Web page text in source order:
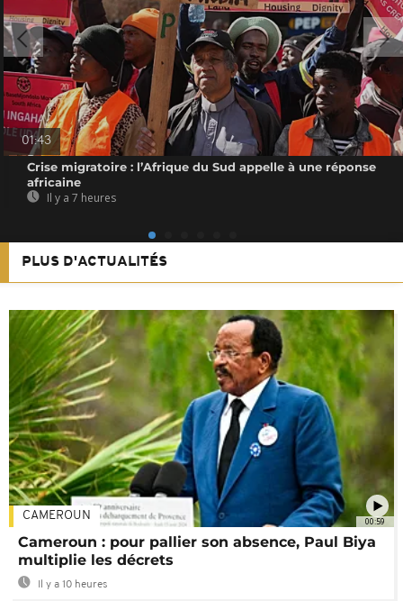
01:43
Crise migratoire : l’Afrique du Sud appelle à une réponse
africaine
Il y a 7 heures
PLUS D'ACTUALITÉS
00:59
CAMEROUN
Cameroun : pour pallier son absence, Paul Biya
multiplie les décrets
Il y a 10 heures